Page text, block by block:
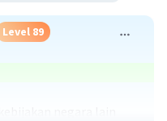
Level 89